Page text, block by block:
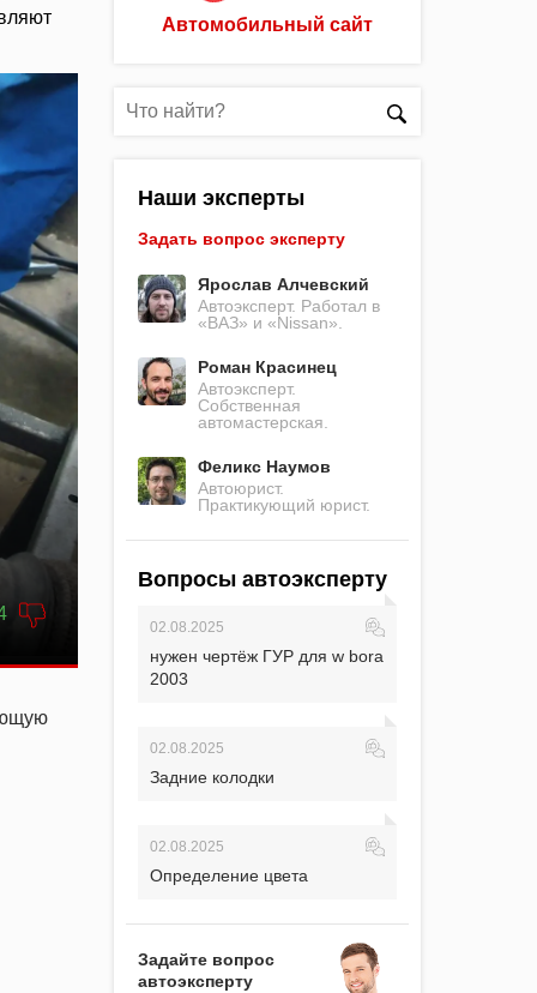
Автомобильный сайт
Наши эксперты
Задать вопрос эксперту
Ярослав Алчевский
Автоэксперт. Работал в
«ВАЗ» и «Nissan».
Роман Красинец
Автоэксперт.
Собственная
автомастерская.
Феликс Наумов
Автоюрист.
Практикующий юрист.
Вопросы автоэксперту
02.08.2025
нужен чертёж ГУР для w bora
2003
02.08.2025
Задние колодки
02.08.2025
Определение цвета
Задайте вопрос
автоэксперту